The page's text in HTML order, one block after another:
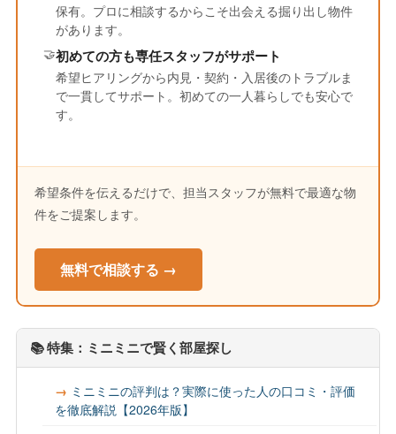
保有。プロに相談するからこそ出会える掘り出し物件
があります。
🤝初めての方も専任スタッフがサポート
希望ヒアリングから内見・契約・入居後のトラブルま
で一貫してサポート。初めての一人暮らしでも安心で
す。
希望条件を伝えるだけで、担当スタッフが無料で最適な物
件をご提案します。
無料で相談する →
📚 特集：ミニミニで賢く部屋探し
ミニミニの評判は？実際に使った人の口コミ・評価
を徹底解説【2026年版】